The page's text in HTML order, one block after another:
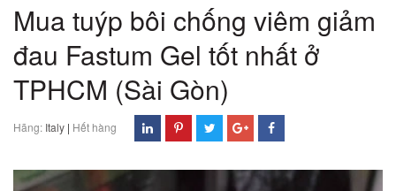
Mua tuýp bôi chống viêm giảm
đau Fastum Gel tốt nhất ở
TPHCM (Sài Gòn)
Hãng: Italy | Hết hàng